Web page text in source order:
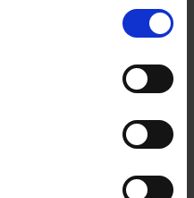
weiterhin nutzen.
mit Krauser 4-Ventil
mehr